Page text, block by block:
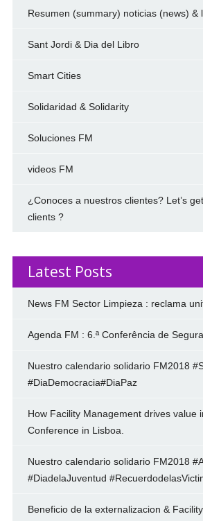
Resumen (summary) noticias (news) &
Sant Jordi & Dia del Libro
Smart Cities
Solidaridad & Solidarity
Soluciones FM
videos FM
¿Conoces a nuestros clientes? Let’s
clients ?
Latest Posts
News FM Sector Limpieza : reclama
Agenda FM : 6.ª Conferência de
Nuestro calendario solidario FM2018
#DiaDemocracia#DiaPaz
How Facility Management drives value
Conference in Lisboa.
Nuestro calendario solidario FM2018
#DiadelaJuventud
Beneficio de la externalizacion &